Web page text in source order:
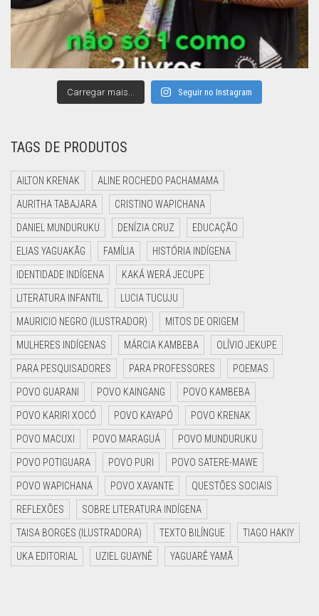
Carregar mais... Seguir no Instagram
TAGS DE PRODUTOS
AILTON KRENAK ALINE ROCHEDO PACHAMAMA
AURITHA TABAJARA CRISTINO WAPICHANA
DANIEL MUNDURUKU DENÍZIA CRUZ EDUCAÇÃO
ELIAS YAGUAKÃG FAMÍLIA HISTÓRIA INDÍGENA
IDENTIDADE INDÍGENA KAKÁ WERÁ JECUPE
LITERATURA INFANTIL LUCIA TUCUJU
MAURICIO NEGRO (ILUSTRADOR) MITOS DE ORIGEM
MULHERES INDÍGENAS MÁRCIA KAMBEBA OLÍVIO JEKUPE
PARA PESQUISADORES PARA PROFESSORES POEMAS
POVO GUARANI POVO KAINGANG POVO KAMBEBA
POVO KARIRI XOCÓ POVO KAYAPÓ POVO KRENAK
POVO MACUXI POVO MARAGUÁ POVO MUNDURUKU
POVO POTIGUARA POVO PURI POVO SATERE-MAWE
POVO WAPICHANA POVO XAVANTE QUESTÕES SOCIAIS
REFLEXÕES SOBRE LITERATURA INDÍGENA
TAISA BORGES (ILUSTRADORA) TEXTO BILÍNGUE TIAGO HAKIY
UKA EDITORIAL UZIEL GUAYNÊ YAGUARÊ YAMÃ